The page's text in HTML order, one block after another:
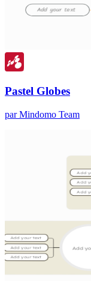
Pastel Globes
par Mindomo Team